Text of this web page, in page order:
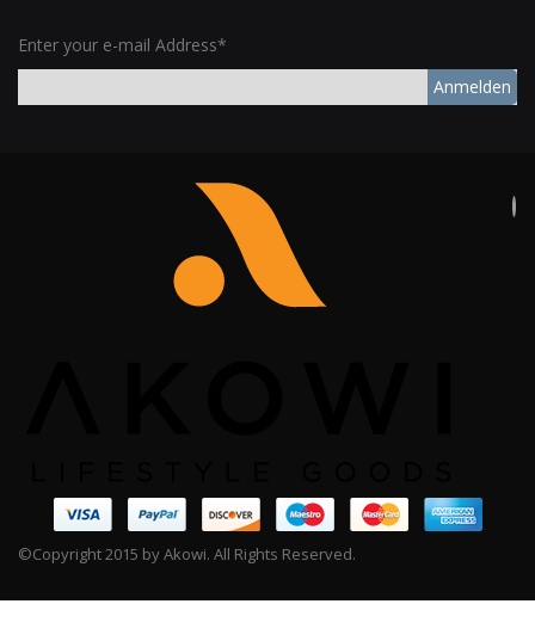
Enter your e-mail Address*
Anmelden
©Copyright 2015 by Akowi. All Rights Reserved.